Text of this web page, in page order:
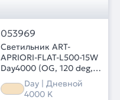
053969
Светильник ART-
APRIORI-FLAT-L500-15W
Day4000 (OG, 120 deg,
48V) (Arlight, IP20
Металл, 3 года)
Day | Дневной
4000 K